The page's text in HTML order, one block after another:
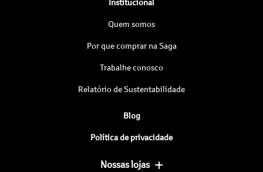
Quem somos
Por que comprar na Saga
Trabalhe conosco
Relatório de Sustentabilidade
Blog
Política de privacidade
Nossas lojas